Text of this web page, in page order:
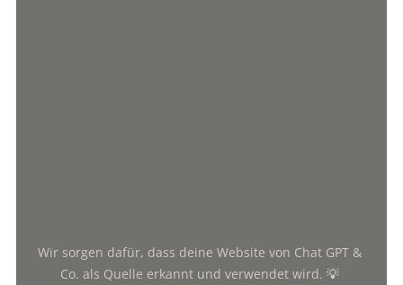
Wir sorgen dafür, dass deine Website von Chat GPT &
Co. als Quelle erkannt und verwendet wird. 💡